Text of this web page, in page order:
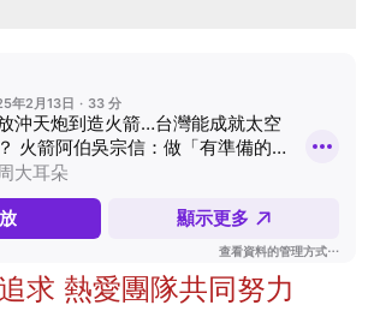
求 熱愛團隊共同努力